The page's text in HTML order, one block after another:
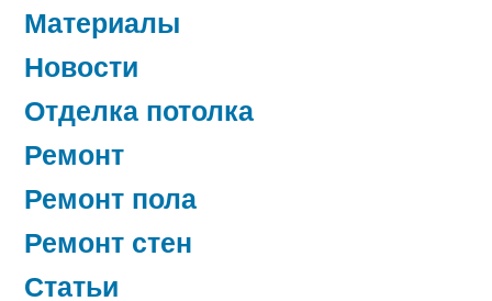
Материалы
Новости
Отделка потолка
Ремонт
Ремонт пола
Ремонт стен
Статьи